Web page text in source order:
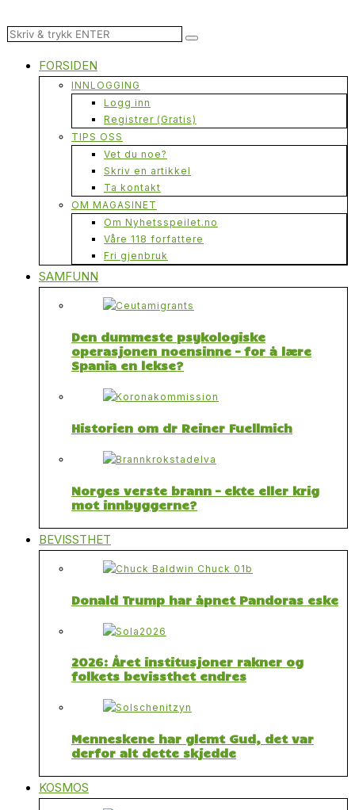
FORSIDEN
INNLOGGING
Logg inn
Registrer (Gratis)
TIPS OSS
Vet du noe?
Skriv en artikkel
Ta kontakt
OM MAGASINET
Om Nyhetsspeilet.no
Våre 118 forfattere
Fri gjenbruk
SAMFUNN
Den dummeste psykologiske
operasjonen noensinne – for å lære
Spania en lekse?
Historien om dr Reiner Fuellmich
Norges verste brann – ekte eller krig
mot innbyggerne?
BEVISSTHET
Donald Trump har åpnet Pandoras eske
2026: Året institusjoner rakner og
folkets bevissthet endres
Menneskene har glemt Gud, det var
derfor alt dette skjedde
KOSMOS